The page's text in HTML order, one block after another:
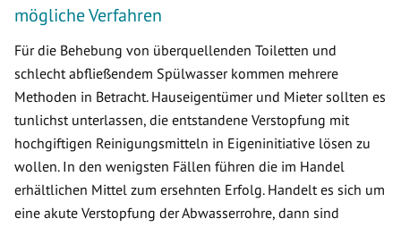
mögliche Verfahren
Für die Behebung von überquellenden Toiletten und
schlecht abfließendem Spülwasser kommen mehrere
Methoden in Betracht. Hauseigentümer und Mieter sollten es
tunlichst unterlassen, die entstandene Verstopfung mit
hochgiftigen Reinigungsmitteln in Eigeninitiative lösen zu
wollen. In den wenigsten Fällen führen die im Handel
erhältlichen Mittel zum ersehnten Erfolg. Handelt es sich um
eine akute Verstopfung der Abwasserrohre, dann sind